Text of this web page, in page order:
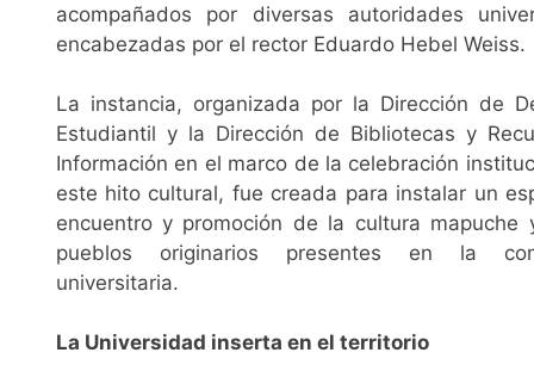
acompañados por diversas autoridades
encabezadas por el rector Eduardo Hebel Weiss.
La instancia, organizada por la Dirección de
Estudiantil y la Dirección de Bibliotecas y
Información en el marco de la celebración
este hito cultural, fue creada para instalar un
encuentro y promoción de la cultura mapuche
pueblos originarios presentes en la
universitaria.
La Universidad inserta en el territorio